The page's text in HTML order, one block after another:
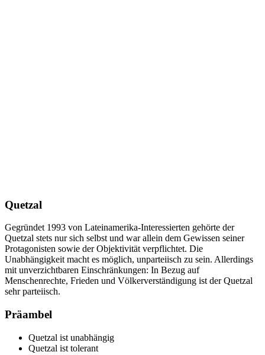
Quetzal
Gegründet 1993 von Lateinamerika-Interessierten gehörte der
Quetzal stets nur sich selbst und war allein dem Gewissen seiner
Protagonisten sowie der Objektivität verpflichtet. Die
Unabhängigkeit macht es möglich, unparteiisch zu sein. Allerdings
mit unverzichtbaren Einschränkungen: In Bezug auf
Menschenrechte, Frieden und Völkerverständigung ist der Quetzal
sehr parteiisch.
Präambel
Quetzal ist unabhängig
Quetzal ist tolerant